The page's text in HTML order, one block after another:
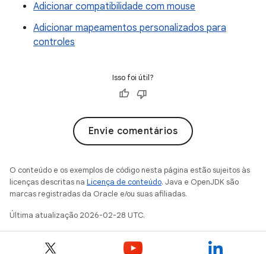
Adicionar compatibilidade com mouse
Adicionar mapeamentos personalizados para
controles
Isso foi útil?
Envie comentários
O conteúdo e os exemplos de código nesta página estão sujeitos às
licenças descritas na Licença de conteúdo. Java e OpenJDK são
marcas registradas da Oracle e/ou suas afiliadas.
Última atualização 2026-02-28 UTC.